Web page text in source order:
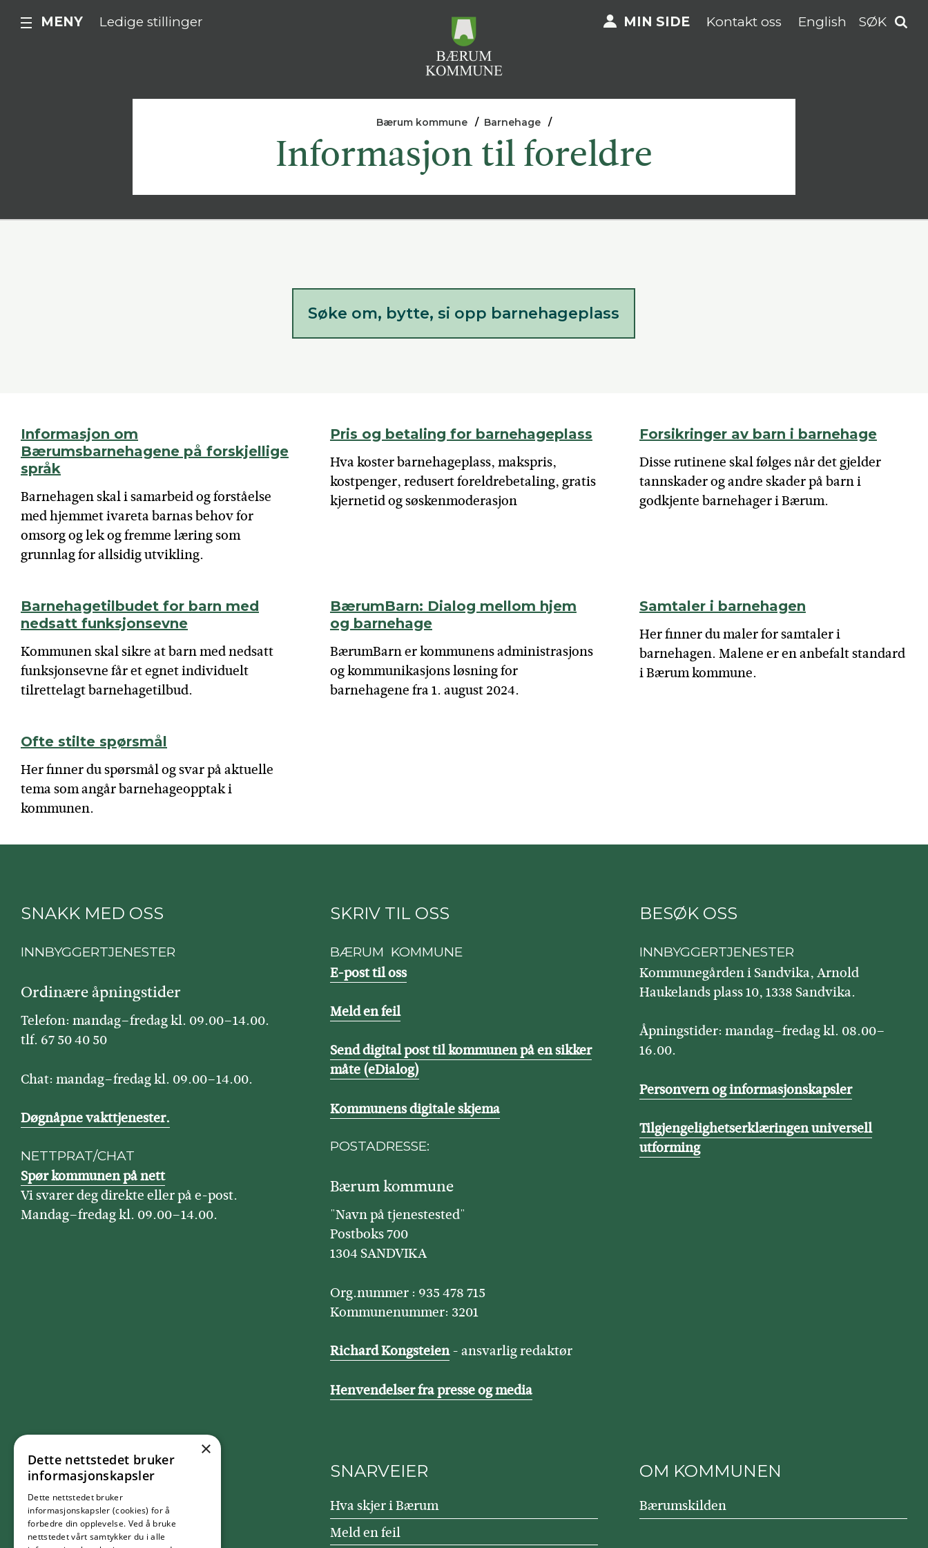
MENY Ledige stillinger MIN SIDE Kontakt oss English SØK
Bærum kommune Barnehage
Informasjon til foreldre
Søke om, bytte, si opp barnehageplass
Informasjon om
Bærumsbarnehagene på forskjellige
språk
Barnehagen skal i samarbeid og forståelse
med hjemmet ivareta barnas behov for
omsorg og lek og fremme læring som
grunnlag for allsidig utvikling.
Pris og betaling for barnehageplass
Hva koster barnehageplass, makspris,
kostpenger, redusert foreldrebetaling, gratis
kjernetid og søskenmoderasjon
Forsikringer av barn i barnehage
Disse rutinene skal følges når det gjelder
tannskader og andre skader på barn i
godkjente barnehager i Bærum.
Barnehagetilbudet for barn med
nedsatt funksjonsevne
Kommunen skal sikre at barn med nedsatt
funksjonsevne får et egnet individuelt
tilrettelagt barnehagetilbud.
BærumBarn: Dialog mellom hjem
og barnehage
BærumBarn er kommunens administrasjons
og kommunikasjons løsning for
barnehagene fra 1. august 2024.
Samtaler i barnehagen
Her finner du maler for samtaler i
barnehagen. Malene er en anbefalt standard
i Bærum kommune.
Ofte stilte spørsmål
Her finner du spørsmål og svar på aktuelle
tema som angår barnehageopptak i
kommunen.
SNAKK MED OSS
INNBYGGERTJENESTER
Ordinære åpningstider
Telefon: mandag–fredag kl. 09.00–14.00.
tlf. 67 50 40 50
Chat: mandag–fredag kl. 09.00–14.00.
Døgnåpne vakttjenester.
NETTPRAT/CHAT
Spør kommunen på nett
Vi svarer deg direkte eller på e-post.
Mandag–fredag kl. 09.00–14.00.
SKRIV TIL OSS
BÆRUM KOMMUNE
E-post til oss
Meld en feil
Send digital post til kommunen på en sikker
måte (eDialog)
Kommunens digitale skjema
POSTADRESSE:
Bærum kommune
"Navn på tjenestested"
Postboks 700
1304 SANDVIKA
Org.nummer : 935 478 715
Kommunenummer: 3201
Richard Kongsteien- ansvarlig redaktør
Henvendelser fra presse og media
BESØK OSS
INNBYGGERTJENESTER
Kommunegården i Sandvika, Arnold
Haukelands plass 10, 1338 Sandvika.
Åpningstider: mandag–fredag kl. 08.00–
16.00.
Personvern og informasjonskapsler
Tilgjengelighetserklæringen universell
utforming
FØLG OSS
Facebook
SNARVEIER
Hva skjer i Bærum
Meld en feil
OM KOMMUNEN
Bærumskilden
×
Dette nettstedet bruker
informasjonskapsler
Dette nettstedet bruker
informasjonskapsler (cookies) for å
forbedre din opplevelse. Ved å bruke
nettstedet vårt samtykker du i alle